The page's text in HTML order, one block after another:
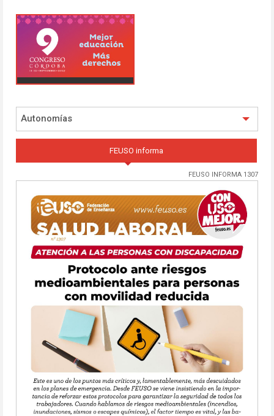
Autonomías
FEUSO informa
FEUSO INFORMA 1307